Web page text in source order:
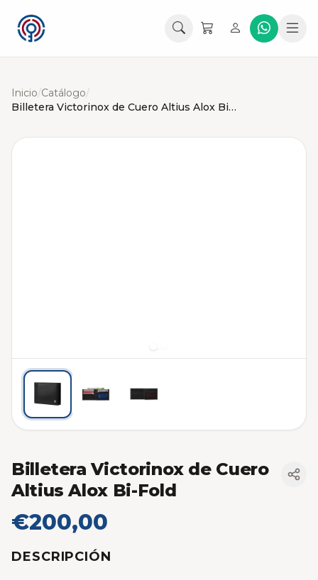
Inicio/Catálogo/
Billetera Victorinox de Cuero Altius Alox Bi-Fold
Billetera Victorinox de Cuero
Altius Alox Bi-Fold
€200,00
DESCRIPCIÓN